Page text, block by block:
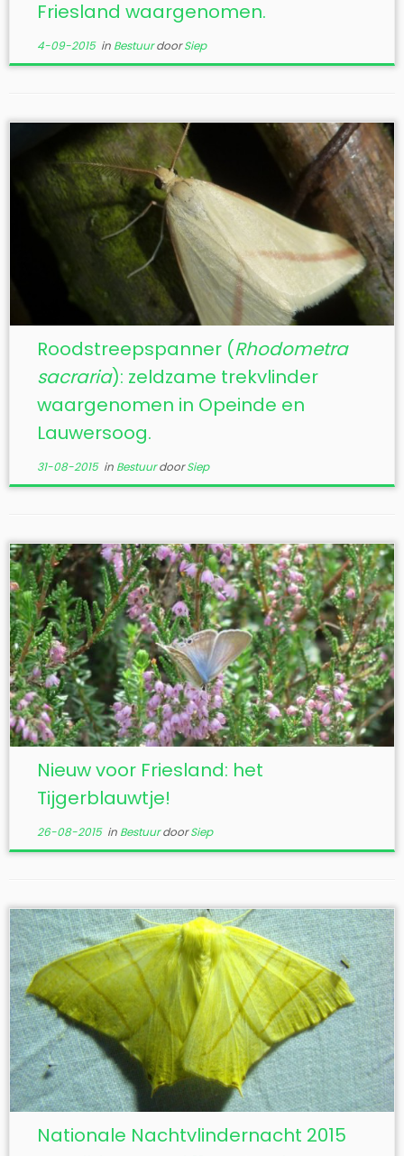
Friesland waargenomen.
4-09-2015in BestuurdoorSiep
Roodstreepspanner (Rhodometra
sacraria): zeldzame trekvlinder
waargenomen in Opeinde en
Lauwersoog.
31-08-2015in BestuurdoorSiep
Nieuw voor Friesland: het
Tijgerblauwtje!
26-08-2015in BestuurdoorSiep
Nationale Nachtvlindernacht 2015